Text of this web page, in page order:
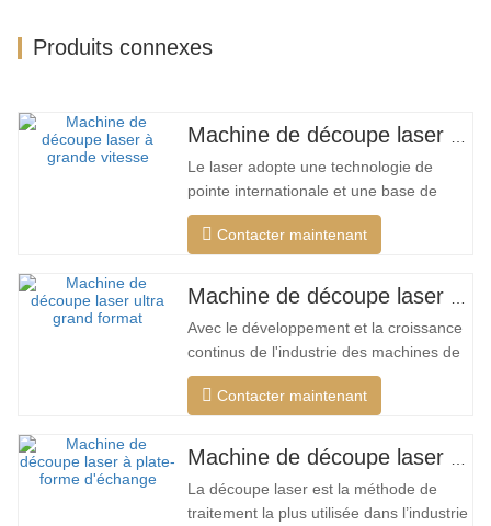
Produits connexes
Le laser adopte une technologie de
pointe internationale et une base de
données de processus de découpe
unique, qui peut effectuer différentes
matériaux, optimiser la surface de
coupe, couper une plus large gamme de
matériaux, une vitesse plus rapide,
une…
Contacter maintenant
Avec le développement et la croissance
continus de l'industrie des machines de
découpe laser de mon pays, il existe de
plus en plus de types de machines de
machines de découpe laser sont
constamment enrichis, et la qualité des
produits fabriqués par les grandes…
Contacter maintenant
La découpe laser est la méthode de
traitement la plus utilisée dans l’industrie